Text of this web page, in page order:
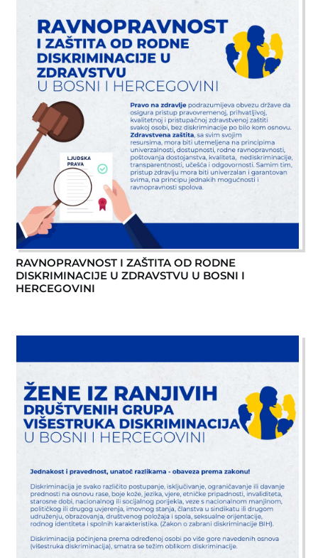
RAVNOPRAVNOST I ZAŠTITA OD RODNE
DISKRIMINACIJE U ZDRAVSTVU U BOSNI I
HERCEGOVINI